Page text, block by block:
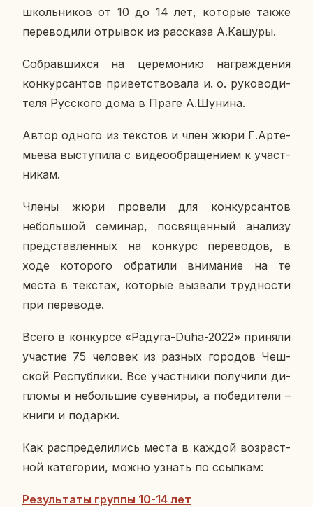
школь­ни­ков от 10 до 14 лет, ко­то­рые также
пе­ре­во­ди­ли от­ры­вок из рас­ска­за А.Кашуры.
Со­брав­ших­ся на це­ре­мо­нию на­граж­де­ния
кон­кур­сан­тов при­вет­ство­ва­ла и. о. ру­ко­во­ди­
те­ля Рус­ско­го дома в Праге А.Шунина.
Автор одного из тек­стов и член жюри Г.Ар­те­
мье­ва вы­сту­пи­ла с ви­део­об­ра­ще­ни­ем к участ­
ни­кам.
Члены жюри про­ве­ли для кон­кур­сан­тов
неболь­шой се­ми­нар, по­свя­щен­ный ана­ли­зу
пред­став­лен­ных на кон­курс пе­ре­во­дов, в
ходе ко­то­ро­го об­ра­ти­ли вни­ма­ние на те
места в текстах, ко­то­рые вы­зва­ли труд­но­сти
при пе­ре­во­де.
Всего в кон­кур­се «Радуга-Duha-2022» при­ня­ли
уча­стие 75 че­ло­век из разных го­ро­дов Чеш­
ской Рес­пуб­ли­ки. Все участ­ни­ки по­лу­чи­ли ди­
пло­мы и неболь­шие су­ве­ни­ры, а по­бе­ди­те­ли –
книги и по­дар­ки.
Как рас­пре­де­ли­лись места в каждой воз­раст­
ной ка­те­го­рии, можно узнать по ссыл­кам:
Ре­зуль­та­ты группы 10-14 лет